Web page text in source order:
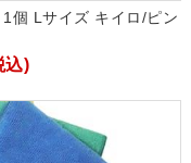
個 Lサイズ キイロ/ピン
込)